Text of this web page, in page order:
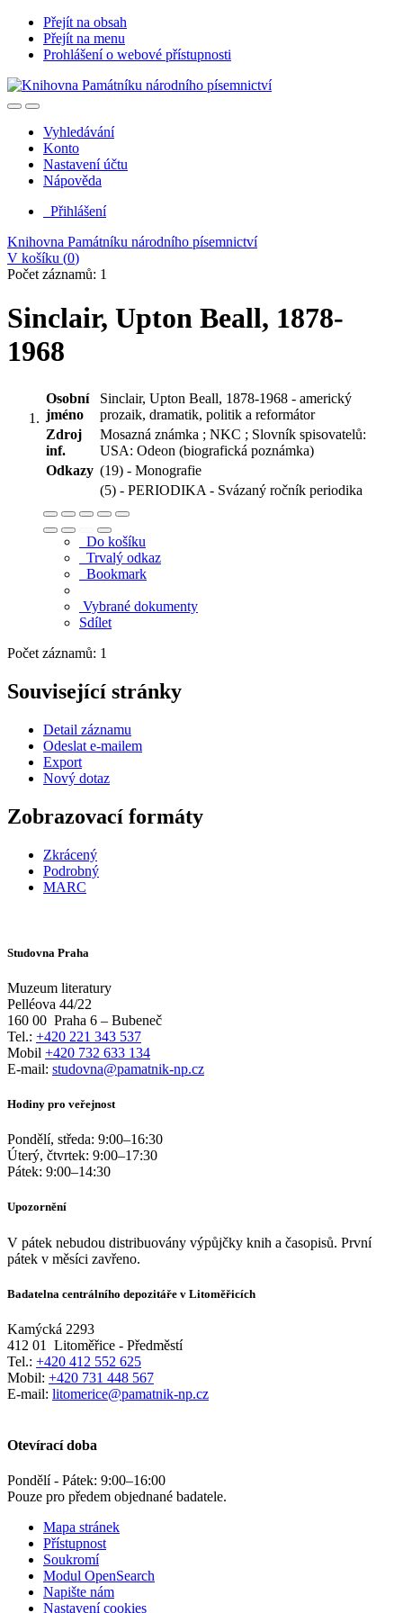
Přejít na obsah
Přejít na menu
Prohlášení o webové přístupnosti
Vyhledávání
Konto
Nastavení účtu
Nápověda
Přihlášení
Knihovna Památníku národního písemnictví
V košíku (0)
Počet záznamů: 1
Sinclair, Upton Beall, 1878-
1968
Osobní
jméno
Sinclair, Upton Beall, 1878-1968 - americký
prozaik, dramatik, politik a reformátor
Zdroj
inf.
Mosazná známka ; NKC ; Slovník spisovatelů:
USA: Odeon (biografická poznámka)
Odkazy (19) - Monografie
(5) - PERIODIKA - Svázaný ročník periodika
Do košíku
Trvalý odkaz
Bookmark
Vybrané dokumenty
Sdílet
Počet záznamů: 1
Související stránky
Detail záznamu
Odeslat e-mailem
Export
Nový dotaz
Zobrazovací formáty
Zkrácený
Podrobný
MARC
Studovna Praha
Muzeum literatury
Pelléova 44/22
160 00 Praha 6 – Bubeneč
Tel.: +420 221 343 537
Mobil +420 732 633 134
E-mail: studovna@pamatnik-np.cz
Hodiny pro veřejnost
Pondělí, středa: 9:00–16:30
Úterý, čtvrtek: 9:00–17:30
Pátek: 9:00–14:30
Upozornění
V pátek nebudou distribuovány výpůjčky knih a časopisů. První
pátek v měsíci zavřeno.
Badatelna centrálního depozitáře v Litoměřicích
Kamýcká 2293
412 01
Litoměřice - Předměstí
Tel.: +420 412 552 625
Mobil: +420 731 448 567
E-mail: litomerice@pamatnik-np.cz
Otevírací doba
Pondělí - Pátek: 9:00–16:00
Pouze pro předem objednané badatele.
Mapa stránek
Přístupnost
Soukromí
Modul OpenSearch
Napište nám
Nastavení cookies